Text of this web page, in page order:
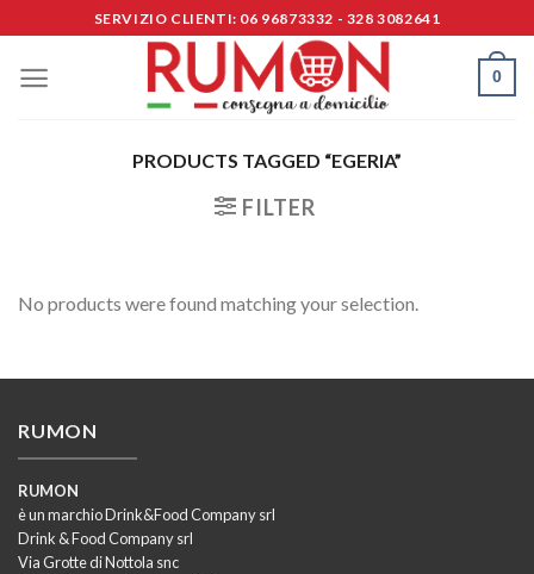
to
content
SERVIZIO CLIENTI: 06 96873332 - 328 3082641
0
PRODUCTS TAGGED “EGERIA”
FILTER
No products were found matching your selection.
RUMON
RUMON
è un marchio Drink&Food Company srl
Drink & Food Company srl
Via Grotte di Nottola snc